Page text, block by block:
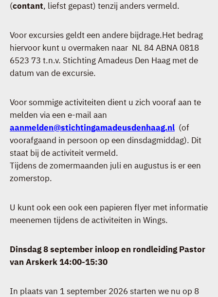
(contant, liefst gepast) tenzij anders vermeld.
Voor excursies geldt een andere bijdrage.Het bedrag
hiervoor kunt u overmaken naar NL 84 ABNA 0818
6523 73 t.n.v. Stichting Amadeus Den Haag met de
datum van de excursie.
Voor sommige activiteiten dient u zich vooraf aan te
melden via een e-mail aan
aanmelden@stichtingamadeusdenhaag.nl (of
voorafgaand in persoon op een dinsdagmiddag). Dit
staat bij de activiteit vermeld.
Tijdens de zomermaanden juli en augustus is er een
zomerstop.
U kunt ook een ook een papieren flyer met informatie
meenemen tijdens de activiteiten in Wings.
Dinsdag 8 september inloop en rondleiding Pastor
van Arskerk 14:00-15:30
In plaats van 1 september 2026 starten we nu op 8